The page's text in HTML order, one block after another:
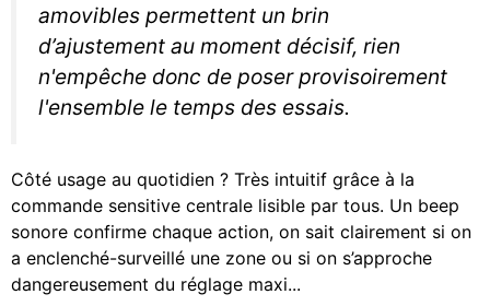
amovibles permettent un brin
d’ajustement au moment décisif, rien
n'empêche donc de poser provisoirement
l'ensemble le temps des essais.
Côté usage au quotidien ? Très intuitif grâce à la
commande sensitive centrale lisible par tous. Un beep
sonore confirme chaque action, on sait clairement si on
a enclenché-surveillé une zone ou si on s’approche
dangereusement du réglage maxi...